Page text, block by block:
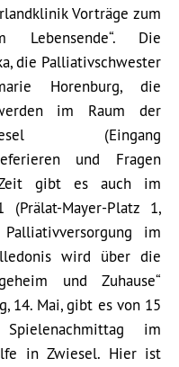
Vorträge zum
Die
die Palliativschwester
Horenburg, die
im Raum der
(Eingang
und Fragen
gibt es auch im
(Prälat-Mayer-Platz 1,
im
wird über die
und Zuhause“
14. Mai, gibt es von 15
im
in Zwiesel. Hier ist